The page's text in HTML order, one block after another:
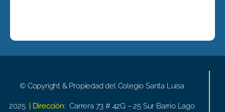
© Copyright & Propiedad del Colegio Santa Luisa
2025 | Dirección: Carrera 73 # 42G – 25 Sur Barrio Lago